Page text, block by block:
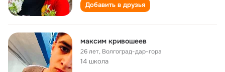
Добавить в друзья
максим кривошеев
26 лет, Волгоград-дар-гора
14 школа